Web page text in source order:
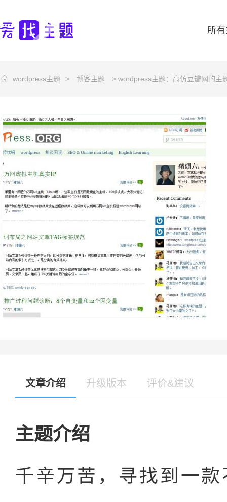
所
wordpress主题 > 博客主题 > wordpress主题：高仿豆瓣网的主
文章介绍 升级版本 评价&建议
主题介绍
千辛万苦，寻找到一